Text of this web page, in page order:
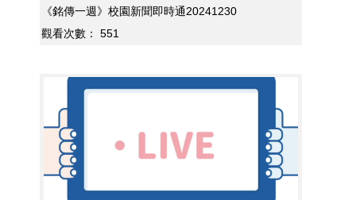
《銘傳一週》校園新聞即時通20241230
觀看次數：
551